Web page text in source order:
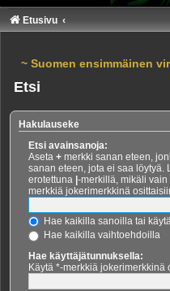
Etusivu
~ Suomen ensimmäinen
Etsi
Hakulauseke
Etsi avainsanoja:
Aseta + merkki sanan eteen,
sanan eteen, jota ei saa löytyä.
erotettuna -merkillä, mikäli
merkkiä jokerimerkkinä
Hae kaikilla sanoilla tai
Hae kaikilla vaihtoehdoilla
Hae käyttäjätunnuksella:
Käytä *-merkkiä jokerimerkkinä